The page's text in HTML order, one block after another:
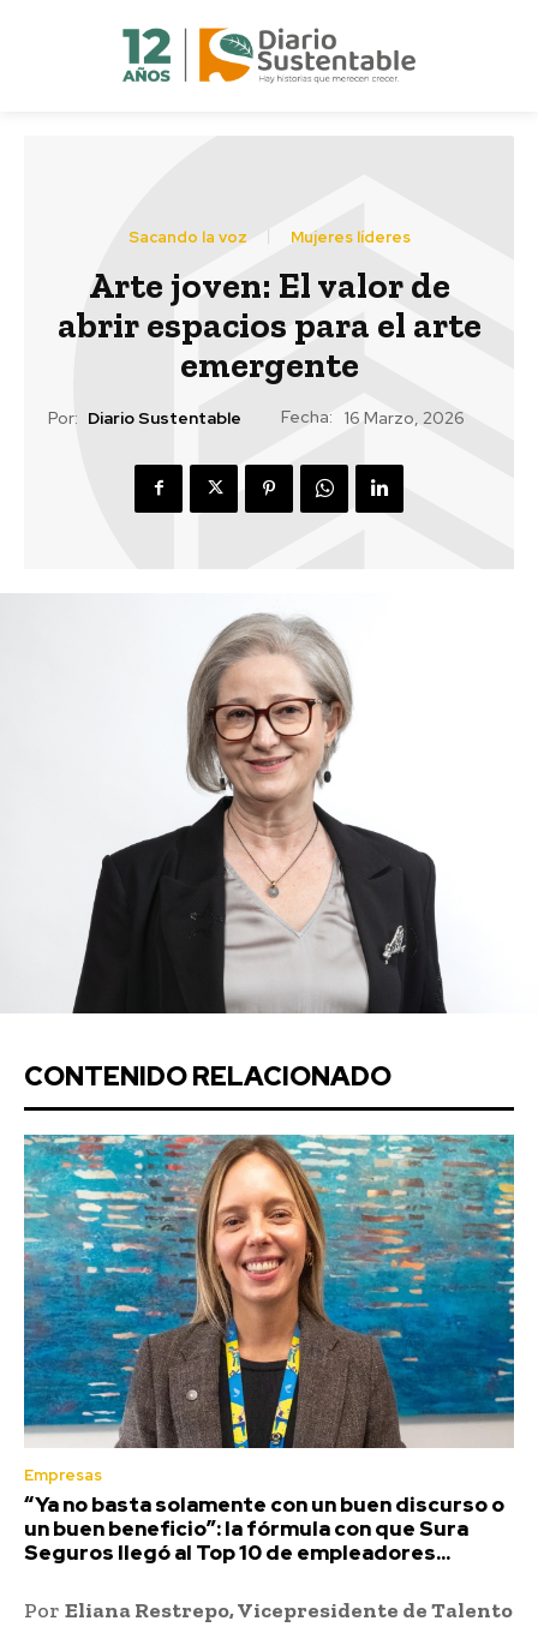
Sacando la voz Mujeres líderes
Arte joven: El valor de
abrir espacios para el arte
emergente
Por: Diario Sustentable Fecha: 16 Marzo, 2026
CONTENIDO RELACIONADO
Empresas
“Ya no basta solamente con un buen discurso o
un buen beneficio”: la fórmula con que Sura
Seguros llegó al Top 10 de empleadores...
Por Eliana Restrepo, Vicepresidente de Talento